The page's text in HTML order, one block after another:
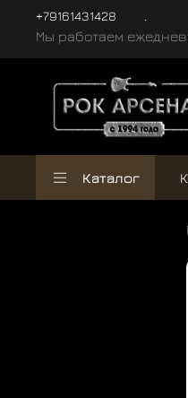
Мы работаем
+79161431428
Каталог